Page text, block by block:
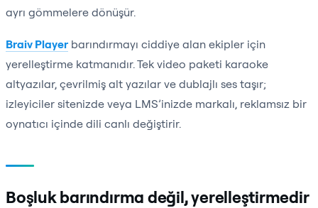
ayrı gömmelere dönüşür.
Braiv Player barındırmayı ciddiye alan ekipler için
yerelleştirme katmanıdır. Tek video paketi karaoke
altyazılar, çevrilmiş alt yazılar ve dublajlı ses taşır;
izleyiciler sitenizde veya LMS’inizde markalı, reklamsız bir
oynatıcı içinde dili canlı değiştirir.
Boşluk barındırma değil, yerelleştirmedir